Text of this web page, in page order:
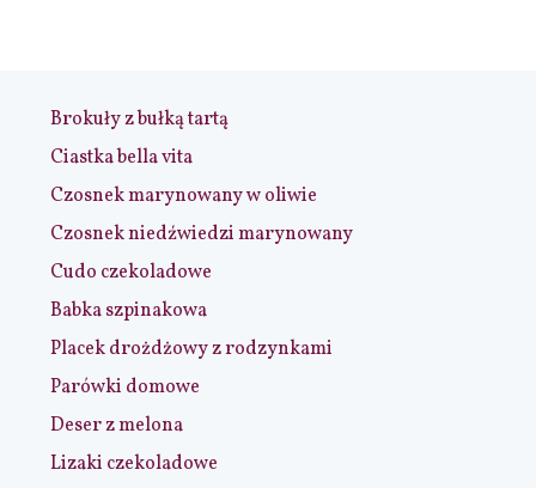
Brokuły z bułką tartą
Ciastka bella vita
Czosnek marynowany w oliwie
Czosnek niedźwiedzi marynowany
Cudo czekoladowe
Babka szpinakowa
Placek drożdżowy z rodzynkami
Parówki domowe
Deser z melona
Lizaki czekoladowe